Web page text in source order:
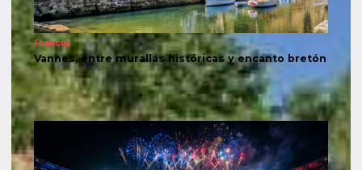
Francia
Vannes, entre murallas históricas y encanto bretón